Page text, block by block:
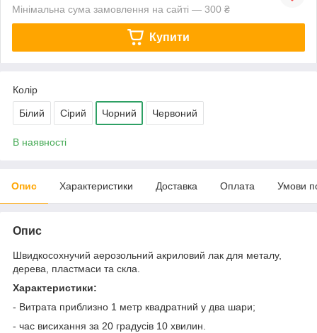
Мінімальна сума замовлення на сайті — 300 ₴
Купити
Колір
Білий Сірий Чорний Червоний
В наявності
Опис Характеристики Доставка Оплата Умови
Опис
Швидкосохнучий аерозольний акриловий лак для металу,
дерева, пластмаси та скла.
Характеристики:
- Витрата приблизно 1 метр квадратний у два шари;
- час висихання за 20 градусів 10 хвилин.